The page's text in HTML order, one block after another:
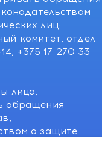
лиц:
комитет, отдел
+375 17 270 33
лица,
обращения
о защите